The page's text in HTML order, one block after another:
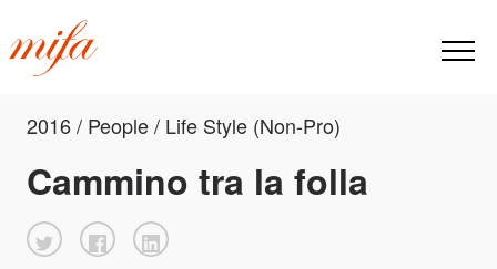
2016 / People / Life Style (Non-Pro)
Cammino tra la folla